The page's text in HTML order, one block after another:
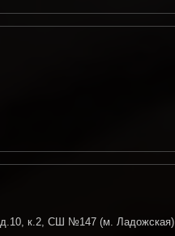
к.2, СШ №147 (м. Ладожская)